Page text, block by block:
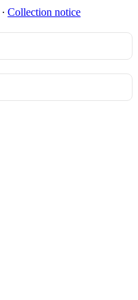
∙ Collection notice